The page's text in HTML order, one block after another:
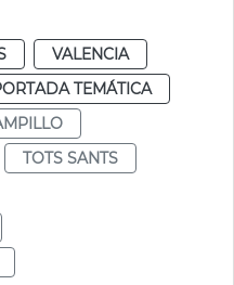
VALENCIA
TEMÁTICA
TOTS SANTS